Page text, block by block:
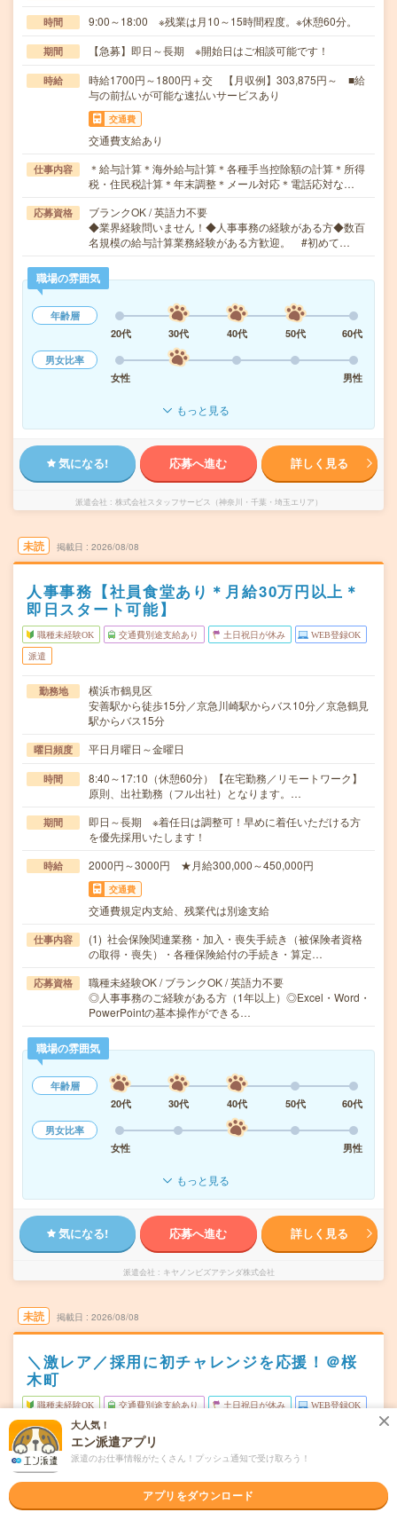
時間 9:00～18:00 ※残業は月10～15時間程度。※休憩60分。
期間 【急募】即日～長期 ※開始日はご相談可能です！
時給
時給1700円～1800円＋交 【月収例】303,875円～ ■給
与の前払いが可能な速払いサービスあり
交通費
交通費支給あり
仕事内容
＊給与計算＊海外給与計算＊各種手当控除額の計算＊所得
税・住民税計算＊年末調整＊メール対応＊電話応対な…
応募資格
ブランクOK / 英語力不要
◆業界経験問いません！◆人事事務の経験がある方◆数百
名規模の給与計算業務経験がある方歓迎。 #初めて…
職場の雰囲気
年齢層
20代
30代 40代 50代
60代
男女比率
女性
男性
もっと見る
気になる! 応募へ進む 詳しく見る
派遣会社 株式会社スタッフサービス（神奈川・千葉・埼玉エリア）
未読 掲載日 2026/08/08
人事事務【社員食堂あり＊月給30万円以上＊
即日スタート可能】
職種未経験OK 交通費別途支給あり 土日祝日が休み WEB登録OK
派遣
勤務地
横浜市鶴見区
安善駅から徒歩15分／京急川崎駅からバス10分／京急鶴見
駅からバス15分
曜日頻度 平日月曜日～金曜日
時間
8:40～17:10（休憩60分）【在宅勤務／リモートワーク】
原則、出社勤務（フル出社）となります。…
期間
即日～長期 ※着任日は調整可！早めに着任いただける方
を優先採用いたします！
時給 2000円～3000円 ★月給300,000～450,000円
交通費
交通費規定内支給、残業代は別途支給
仕事内容
(1) 社会保険関連業務・加入・喪失手続き（被保険者資格
の取得・喪失）・各種保険給付の手続き・算定…
応募資格
職種未経験OK / ブランクOK / 英語力不要
◎人事事務のご経験がある方（1年以上）◎Excel・Word・
PowerPointの基本操作ができる…
職場の雰囲気
年齢層
20代
30代 40代 50代
60代
男女比率
女性
男性
もっと見る
気になる! 応募へ進む 詳しく見る
派遣会社 キヤノンビズアテンダ株式会社
未読 掲載日 2026/08/08
＼激レア／採用に初チャレンジを応援！＠桜
木町
職種未経験OK 交通費別途支給あり 土日祝日が休み WEB登録OK
派遣
勤務地
横浜市中区
月～金（週5日） ※土日祝休み
大人気！
エン派遣アプリ
派遣のお仕事情報がたくさん！プッシュ通知で受け取ろう！
アプリをダウンロード